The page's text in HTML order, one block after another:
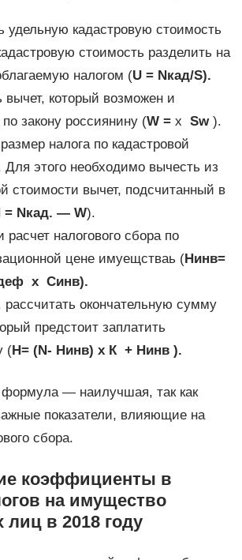
удельную кадастровую стоимость
стоимость разделить на
налогом (U = Nкад/S).
вычет, который возможен и
по закону россиянину (W =х Sw).
налога по кадастровой
Для этого необходимо вычесть из
стоимости вычет, подсчитанный в
= Nкад. — W).
расчет налогового сбора по
цене имуещстваь (Нинв=
х Синв).
рассчитать окончательную сумму
предстоит заплатить
(Н= (N- Нинв) х К + Нинв ).
формула — наилучшая, так как
показатели, влияющие на
сбора.
коэффициенты в
на имущество
лиц в 2018 году